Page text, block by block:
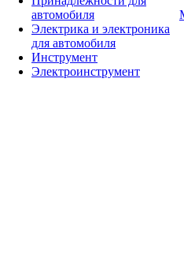
автомобиля
Электрика и электроника
для автомобиля
Инструмент
Электроинструмент